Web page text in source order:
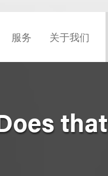
服务 关于我们
that